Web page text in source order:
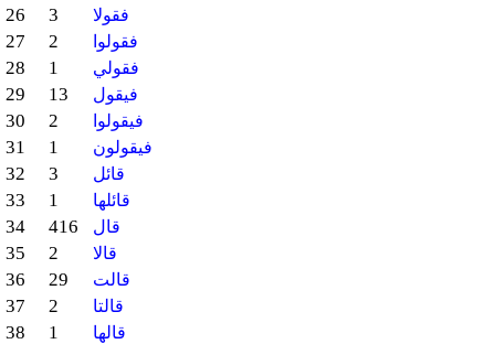
26 3 فقولا
27 2 فقولوا
28 1 فقولي
29 13 فيقول
30 2 فيقولوا
31 1 فيقولون
32 3 قائل
33 1 قائلها
34 416 قال
35 2 قالا
36 29 قالت
37 2 قالتا
38 1 قالها